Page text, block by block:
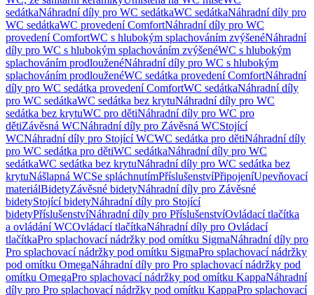
sedátkaNáhradní díly pro WC sedátkaWC sedátkaNáhradní díly pro
WC sedátkaWC provedení ComfortNáhradní díly pro WC
provedení ComfortWC s hlubokým splachováním zvýšenéNáhradní
díly pro WC s hlubokým splachováním zvýšenéWC s hlubokým
splachováním prodlouženéNáhradní díly pro WC s hlubokým
splachováním prodlouženéWC sedátka provedení ComfortNáhradní
díly pro WC sedátka provedení ComfortWC sedátkaNáhradní díly
pro WC sedátkaWC sedátka bez krytuNáhradní díly pro WC
sedátka bez krytuWC pro dětiNáhradní díly pro WC pro
dětiZávěsná WCNáhradní díly pro Závěsná WCStojící
WCNáhradní díly pro Stojící WCWC sedátka pro dětiNáhradní díly
pro WC sedátka pro dětiWC sedátkaNáhradní díly pro WC
sedátkaWC sedátka bez krytuNáhradní díly pro WC sedátka bez
krytuNášlapná WCSe spláchnutímPříslušenstvíPřipojeníUpevňovací
materiálBidetyZávěsné bidetyNáhradní díly pro Závěsné
bidetyStojící bidetyNáhradní díly pro Stojící
bidetyPříslušenstvíNáhradní díly pro PříslušenstvíOvládací tlačítka
a ovládání WCOvládací tlačítkaNáhradní díly pro Ovládací
tlačítkaPro splachovací nádržky pod omítku SigmaNáhradní díly pro
Pro splachovací nádržky pod omítku SigmaPro splachovací nádržky
pod omítku OmegaNáhradní díly pro Pro splachovací nádržky pod
omítku OmegaPro splachovací nádržky pod omítku KappaNáhradní
díly pro Pro splachovací nádržky pod omítku KappaPro splachovací